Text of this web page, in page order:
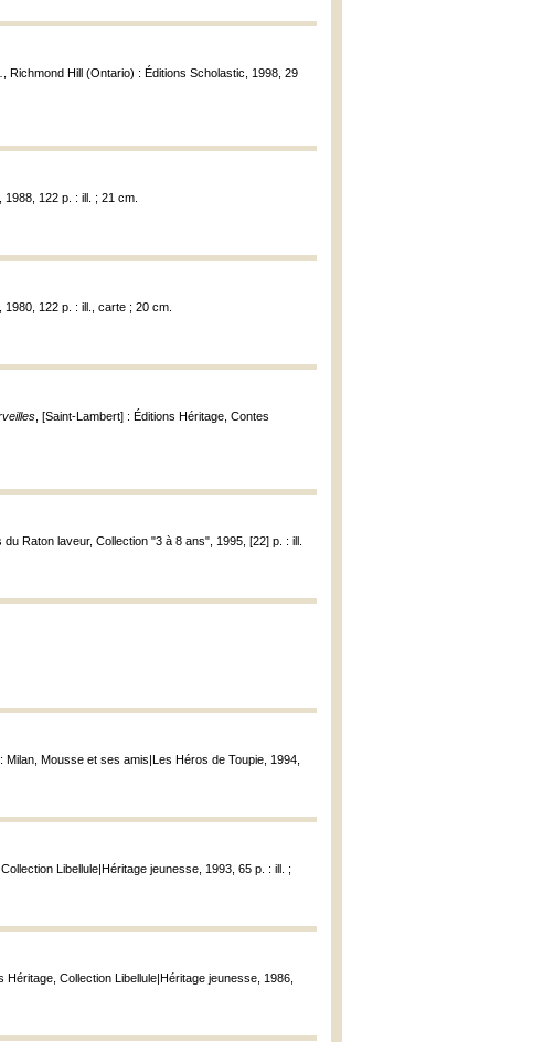
, Richmond Hill (Ontario) : Éditions Scholastic, 1998, 29
1988, 122 p. : ill. ; 21 cm.
1980, 122 p. : ill., carte ; 20 cm.
, [Saint-Lambert] : Éditions Héritage, Contes
du Raton laveur, Collection "3 à 8 ans", 1995, [22] p. : ill.
: Milan, Mousse et ses amis|Les Héros de Toupie, 1994,
Libellule|Héritage jeunesse, 1993, 65 p. : ill. ;
Héritage, Collection Libellule|Héritage jeunesse, 1986,